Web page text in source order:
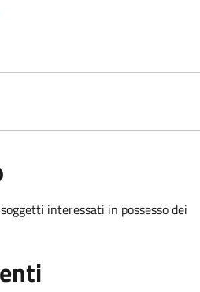
interessati in possesso dei